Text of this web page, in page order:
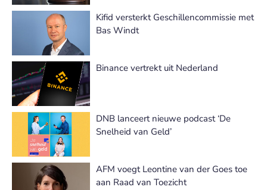
Kifid versterkt Geschillencommissie met
Bas Windt
Binance vertrekt uit Nederland
DNB lanceert nieuwe podcast ‘De
Snelheid van Geld’
AFM voegt Leontine van der Goes toe
aan Raad van Toezicht